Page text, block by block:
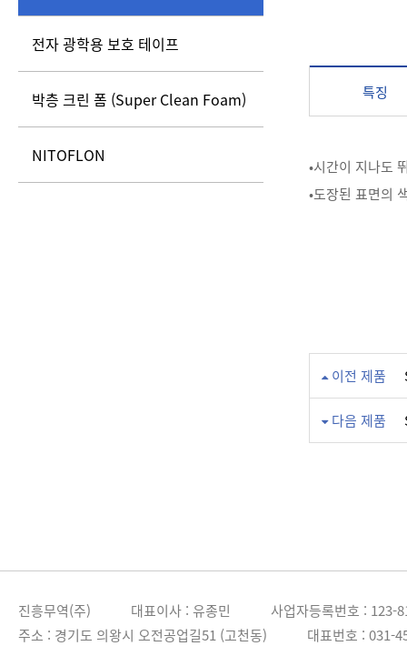
전자 광학용 보호 테이프
박층 크린 폼 (Super Clean Foam)
NITOFLON
특징
•시간이 지나도
•도장된 표면의
이전 제품
다음 제품
진흥무역(주) 대표이사 : 유종민
사업자등록번호 : 123-
주소 : 경기도 의왕시 오전공업길51 (고천동)
대표번호 : 031-